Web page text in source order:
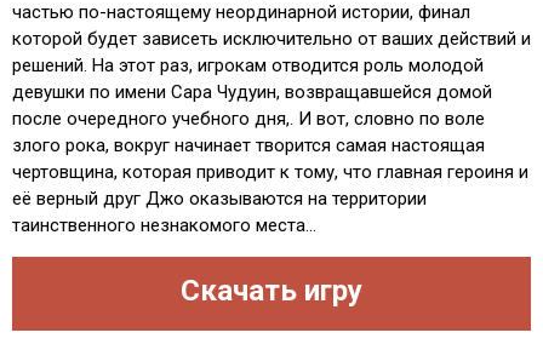
частью по-настоящему неординарной истории, финал
которой будет зависеть исключительно от ваших действий и
решений. На этот раз, игрокам отводится роль молодой
девушки по имени Сара Чудуин, возвращавшейся домой
после очередного учебного дня,. И вот, словно по воле
злого рока, вокруг начинает творится самая настоящая
чертовщина, которая приводит к тому, что главная героиня и
её верный друг Джо оказываются на территории
таинственного незнакомого места...
Скачать игру